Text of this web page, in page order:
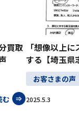
買取
む
「想像以上
する【埼玉県
お客さまの声
2025.5.3